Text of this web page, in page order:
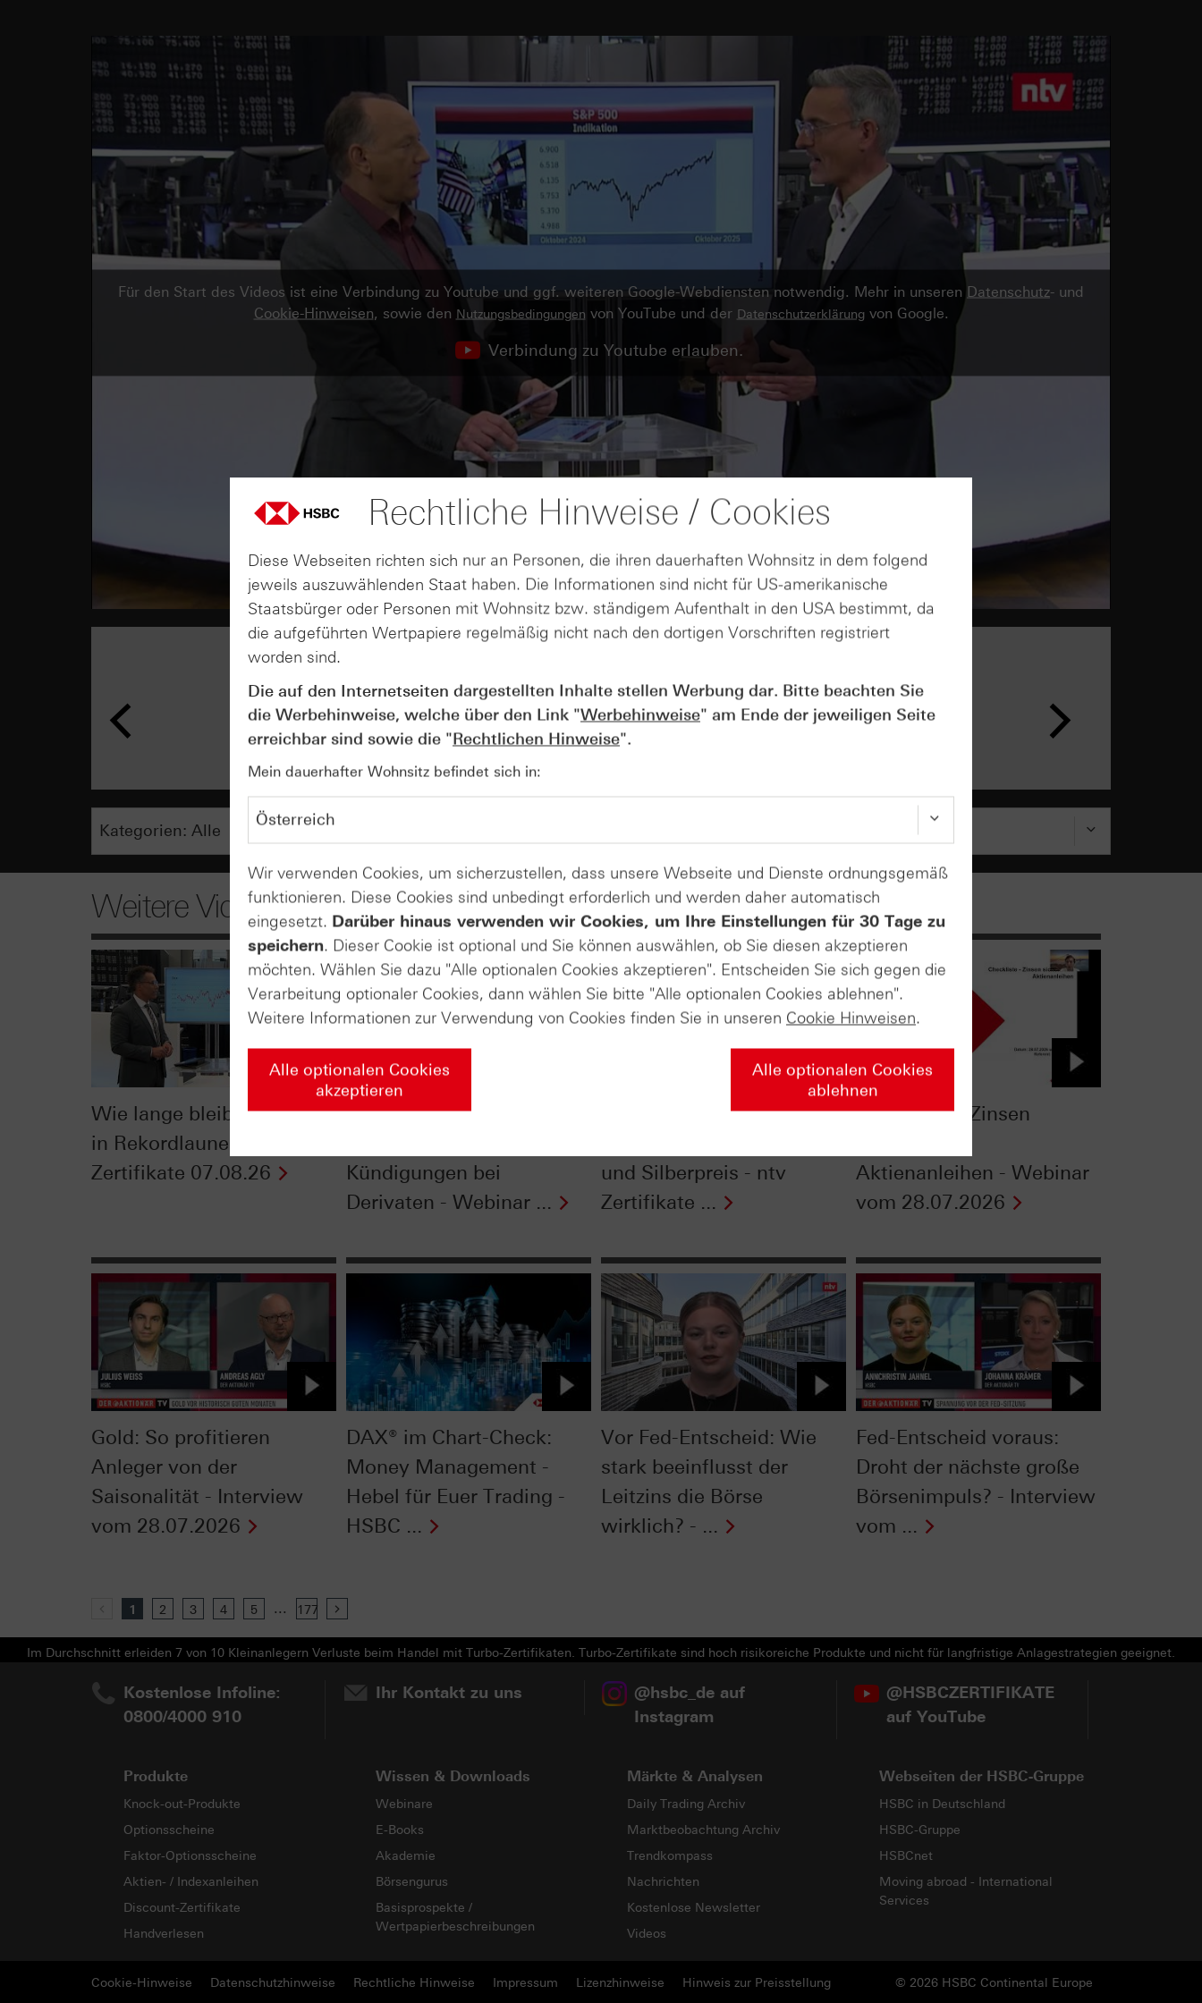
Für den Start des Videos ist eine Verbindung zu Youtube und ggf. weiteren Google-Webdiensten notwendig. Mehr in unseren Datenschutz- und
Cookie-Hinweisen, sowie den Nutzungsbedingungen von YouTube und der Datenschutzerklärungvon Google.
Verbindung zu Youtube erlauben.
AUGUST
07
Wie lange bleibt der DAX® in
Rekordlaune? - ntv Zertifikate
07.08.26
Weitere Videos
Wie lange bleibt der DAX®
in Rekordlaune? - ntv
Zertifikate 07.08.26
Der Blick ins
Kündigungen bei
Derivaten - Webinar ...
Der Einfluss der
und Silberpreis - ntv
Zertifikate ...
Checkliste - Zinsen
Aktienanleihen - Webinar
vom 28.07.2026
Gold: So profitieren
Anleger von der
Saisonalität - Interview
vom 28.07.2026
DAX® im Chart-Check:
Money Management -
Hebel für Euer Trading -
HSBC ...
Vor Fed-Entscheid: Wie
stark beeinflusst der
Leitzins die Börse
wirklich? - ...
Fed-Entscheid voraus:
Droht der nächste große
Börsenimpuls? - Interview
vom ...
Previous
1 2 3 4 5 ... 177
Im Durchschnitt erleiden 7 von 10 Kleinanlegern Verluste beim Handel mit Turbo-Zertifikaten. Turbo-Zertifikate sind hoch risikoreiche Produkte und nicht für langfristige Anlagestrategien geeignet.
Kostenlose Infoline:
0800/4000 910
Ihr Kontakt zu uns
@hsbc_de auf
Instagram
@HSBCZERTIFIKATE
auf YouTube
Produkte
Knock-out-Produkte
Optionsscheine
Faktor-Optionsscheine
Aktien- / Indexanleihen
Discount-Zertifikate
Handverlesen
Wissen & Downloads
Webinare
E-Books
Akademie
Börsengurus
Basisprospekte /
Wertpapierbeschreibungen
Märkte & Analysen
Daily Trading Archiv
Marktbeobachtung Archiv
Trendkompass
Nachrichten
Kostenlose Newsletter
Videos
Webseiten der HSBC-Gruppe
HSBC in Deutschland
HSBC-Gruppe
HSBCnet
Moving abroad - International
Services
Cookie-Hinweise Datenschutzhinweise Rechtliche Hinweise Impressum Lizenzhinweise © 2026 HSBC Continental Europe
Hinweis zur Preisstellung
Rechtliche Hinweise / Cookies
Diese Webseiten richten sich nur an Personen, die ihren dauerhaften Wohnsitz in dem folgend
jeweils auszuwählenden Staat haben. Die Informationen sind nicht für US-amerikanische
Staatsbürger oder Personen mit Wohnsitz bzw. ständigem Aufenthalt in den USA bestimmt, da
die aufgeführten Wertpapiere regelmäßig nicht nach den dortigen Vorschriften registriert
worden sind.
Die auf den Internetseiten dargestellten Inhalte stellen Werbung dar. Bitte beachten Sie
die Werbehinweise, welche über den Link "Werbehinweise" am Ende der jeweiligen Seite
erreichbar sind sowie die "Rechtlichen Hinweise".
Mein dauerhafter Wohnsitz befindet sich in:
Wir verwenden Cookies, um sicherzustellen, dass unsere Webseite und Dienste ordnungsgemäß
funktionieren. Diese Cookies sind unbedingt erforderlich und werden daher automatisch
eingesetzt. Darüber hinaus verwenden wir Cookies, um Ihre Einstellungen für 30 Tage zu
speichern. Dieser Cookie ist optional und Sie können auswählen, ob Sie diesen akzeptieren
möchten. Wählen Sie dazu "Alle optionalen Cookies akzeptieren". Entscheiden Sie sich gegen die
Verarbeitung optionaler Cookies, dann wählen Sie bitte "Alle optionalen Cookies ablehnen".
Weitere Informationen zur Verwendung von Cookies finden Sie in unseren Cookie Hinweisen.
Alle optionalen Cookies
akzeptieren
Alle optionalen Cookies
ablehnen